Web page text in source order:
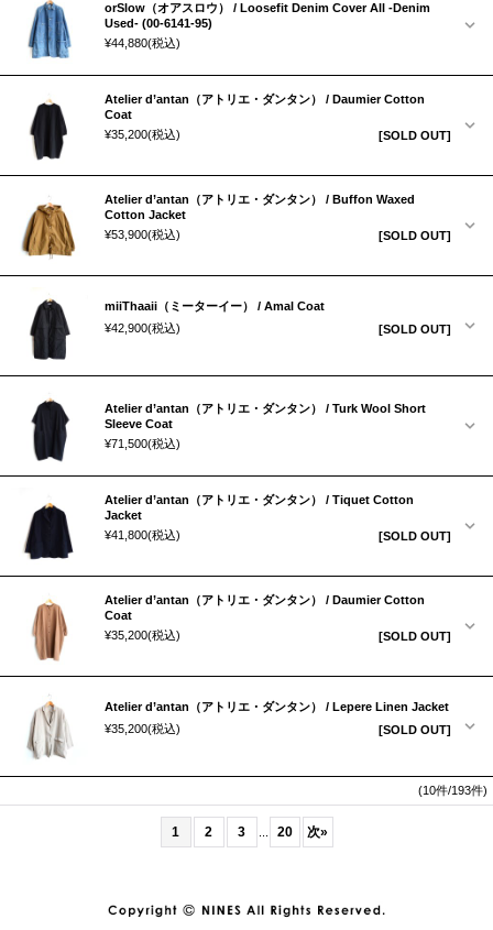
orSlow（オアスロウ） / Loosefit Denim Cover All -Denim
Used- (00-6141-95)
¥44,880(税込)
Atelier d’antan（アトリエ・ダンタン） / Daumier Cotton
Coat
¥35,200(税込) [SOLD OUT]
Atelier d’antan（アトリエ・ダンタン） / Buffon Waxed
Cotton Jacket
¥53,900(税込) [SOLD OUT]
miiThaaii（ミーターイー） / Amal Coat
¥42,900(税込) [SOLD OUT]
Atelier d’antan（アトリエ・ダンタン） / Turk Wool Short
Sleeve Coat
¥71,500(税込)
Atelier d’antan（アトリエ・ダンタン） / Tiquet Cotton
Jacket
¥41,800(税込) [SOLD OUT]
Atelier d’antan（アトリエ・ダンタン） / Daumier Cotton
Coat
¥35,200(税込) [SOLD OUT]
Atelier d’antan（アトリエ・ダンタン） / Lepere Linen Jacket
¥35,200(税込) [SOLD OUT]
(10件/193件)
1 2 3 20 次»